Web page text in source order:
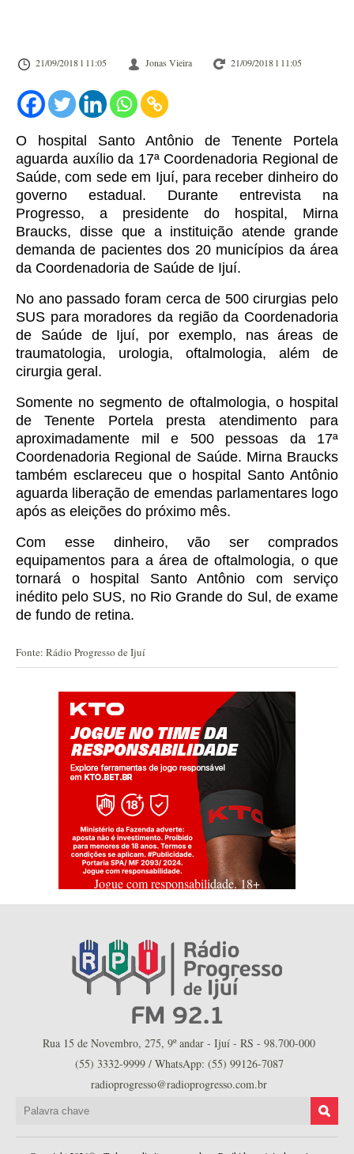
21/09/2018 l 11:05 Jonas Vieira 21/09/2018 l 11:05
O hospital Santo Antônio de Tenente Portela
aguarda auxílio da 17ª Coordenadoria Regional de
Saúde, com sede em Ijuí, para receber dinheiro do
governo estadual. Durante entrevista na
Progresso, a presidente do hospital, Mirna
Braucks, disse que a instituição atende grande
demanda de pacientes dos 20 municípios da área
da Coordenadoria de Saúde de Ijuí.
No ano passado foram cerca de 500 cirurgias pelo
SUS para moradores da região da Coordenadoria
de Saúde de Ijuí, por exemplo, nas áreas de
traumatologia, urologia, oftalmologia, além de
cirurgia geral.
Somente no segmento de oftalmologia, o hospital
de Tenente Portela presta atendimento para
aproximadamente mil e 500 pessoas da 17ª
Coordenadoria Regional de Saúde. Mirna Braucks
também esclareceu que o hospital Santo Antônio
aguarda liberação de emendas parlamentares logo
após as eleições do próximo mês.
Com esse dinheiro, vão ser comprados
equipamentos para a área de oftalmologia, o que
tornará o hospital Santo Antônio com serviço
inédito pelo SUS, no Rio Grande do Sul, de exame
de fundo de retina.
Fonte: Rádio Progresso de Ijuí
Jogue com responsabilidade. 18+
Rua 15 de Novembro, 275, 9º andar - Ijuí - RS - 98.700-000
(55) 3332-9999 / WhatsApp: (55) 99126-7087
radioprogresso@radioprogresso.com.br